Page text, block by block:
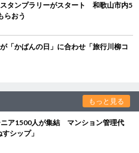
タンプラリーがスタート 和歌山市内5
らおう
「かばんの日」に合わせ「旅行川柳コ
もっと見る
ニア1500人が集結 マンション管理代
シップ」